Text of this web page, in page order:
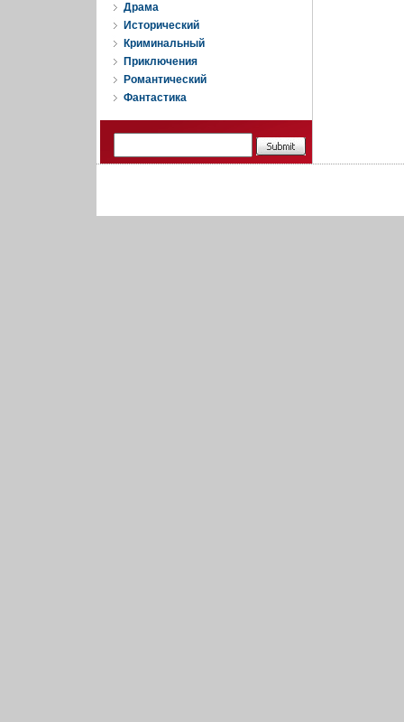
Драма
Исторический
Криминальный
Приключения
Романтический
Фантастика